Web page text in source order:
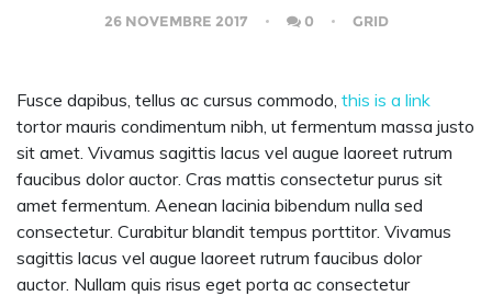
26 NOVEMBRE 2017 0 GRID
Fusce dapibus, tellus ac cursus commodo, this is a link
tortor mauris condimentum nibh, ut fermentum massa justo
sit amet. Vivamus sagittis lacus vel augue laoreet rutrum
faucibus dolor auctor. Cras mattis consectetur purus sit
amet fermentum. Aenean lacinia bibendum nulla sed
consectetur. Curabitur blandit tempus porttitor. Vivamus
sagittis lacus vel augue laoreet rutrum faucibus dolor
auctor. Nullam quis risus eget porta ac consectetur